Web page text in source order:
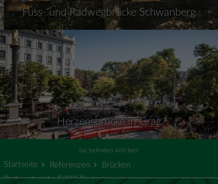
Fuss- und Radwegbrücke Schwanberg
Herzensbrücke in Graz
Sie befinden sich hier:
Startseite Referenzen
Brücken
Radwegbrücke F203 Bertem